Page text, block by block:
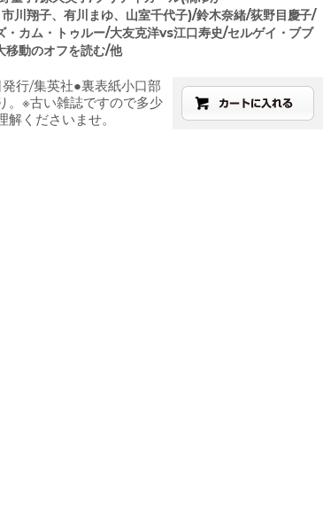
川翔子、有川まゆ、山室千代子)/鈴木奈緒/荻野目慶子/
・カム・トゥルー/大友克洋vs江口寿史/セルゲイ・ブブ
移動のオフを読む/他
行/集英社●裏表紙小口部
。※古い雑誌ですので多少
くださいませ。